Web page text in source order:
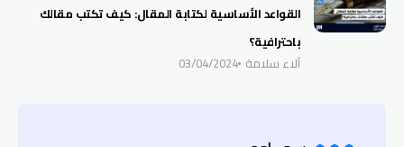
القواعد الأساسية لكتابة المقال: كيف تكتب مقالك
باحترافية؟
آلاء سلامة 03/04/2024